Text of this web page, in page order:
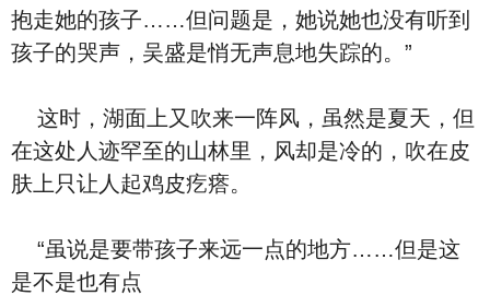
抱走她的孩子……但问题是，她说她也没有听到
孩子的哭声，吴盛是悄无声息地失踪的。”
这时，湖面上又吹来一阵风，虽然是夏天，但
在这处人迹罕至的山林里，风却是冷的，吹在皮
肤上只让人起鸡皮疙瘩。
“虽说是要带孩子来远一点的地方……但是这
是不是也有点